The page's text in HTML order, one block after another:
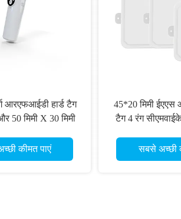
आरएफआईडी हार्ड टैग
50 मिमी X 30 मिमी
कीमत पाएं
45*20 मिमी ईएएस
टैग 4 रंग
स्टॉक
सबसे अच्छी